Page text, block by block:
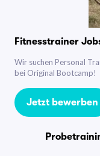
Fitnesstrainer
Wir suchen Personal
bei Original Bootcamp!
Jetzt bewerben